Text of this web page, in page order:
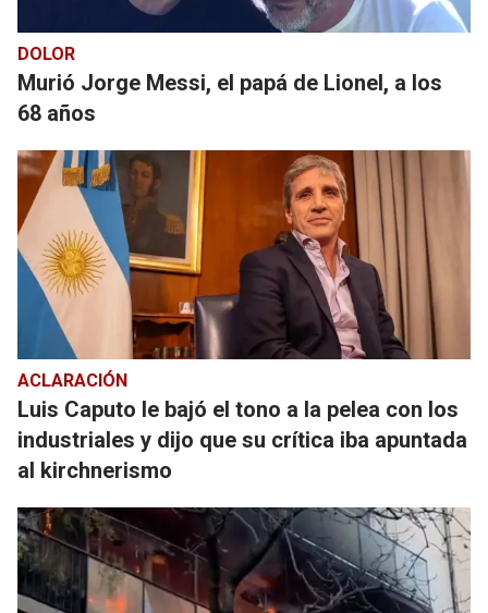
DOLOR
Murió Jorge Messi, el papá de Lionel, a los
68 años
ACLARACIÓN
Luis Caputo le bajó el tono a la pelea con los
industriales y dijo que su crítica iba apuntada
al kirchnerismo